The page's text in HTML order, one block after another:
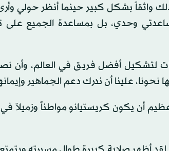
مباراة دولية: «يجعلني ذلك واثقاً بشكل كبير حينما أنظر
وحدي، بل بمساعدة الجميع على
لتشكيل أفضل فريق في العالم، وأن
علينا أن ندرك دعم الجماهير
أن يكون كريستيانو مواطناً وزميلاً في